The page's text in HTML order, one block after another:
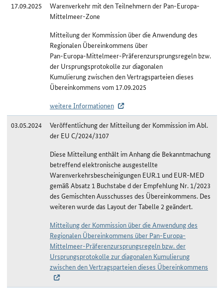
17.09.2025
Warenverkehr mit den Teilnehmern der Pan-Europa-
Mittelmeer-Zone
Mitteilung der Kommission über die Anwendung des
Regionalen Übereinkommens über
Pan-Europa-Mittelmeer-Präferenzursprungsregeln bzw.
der Ursprungsprotokolle zur diagonalen
Kumulierung zwischen den Vertragsparteien dieses
Übereinkommens vom 17.09.2025
weitere Informationen
03.05.2024
Veröffentlichung der Mitteilung der Kommission im Abl.
der EU C/2024/3107
Diese Mitteilung enthält im Anhang die Bekanntmachung
betreffend elektronische ausgestellte
Warenverkehrsbescheinigungen EUR.1 und EUR-MED
gemäß Absatz 1 Buchstabe d der Empfehlung Nr. 1/2023
des Gemischten Ausschusses des Übereinkommens. Des
weiteren wurde das Layout der Tabelle 2 geändert.
Mitteilung der Kommission über die Anwendung des
Regionalen Übereinkommens über Pan-Europa-
Mittelmeer-Präferenzursprungsregeln bzw. der
Ursprungsprotokolle zur diagonalen Kumulierung
zwischen den Vertragsparteien dieses Übereinkommens